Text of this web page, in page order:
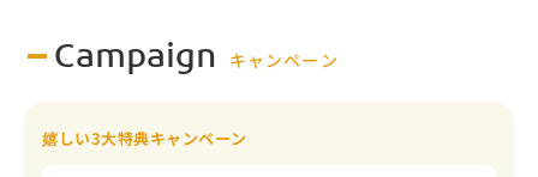
Campaign キャンペーン
嬉しい3大特典キャンペーン